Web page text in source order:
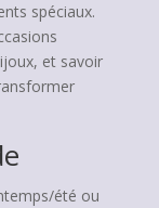
spéciaux.
et savoir
été ou